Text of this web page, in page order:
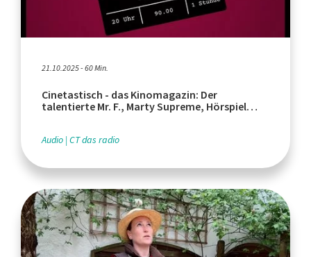
21.10.2025 - 60 Min.
Cinetastisch - das Kinomagazin: Der
talentierte Mr. F., Marty Supreme, Hörspiel
Audio CT das radio